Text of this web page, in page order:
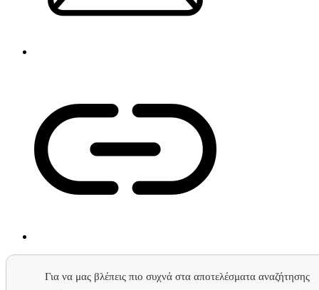
Για να μας βλέπεις πιο συχνά στα αποτελέσματα αναζήτησης